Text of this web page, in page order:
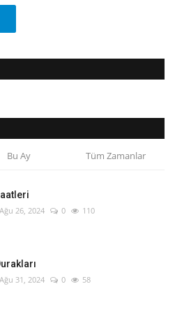
Bu Ay Tüm Zamanlar
Ağu 26, 2024 0 110
Ağu 31, 2024 0 58